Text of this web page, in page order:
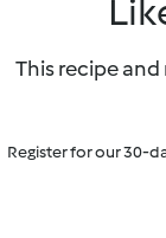
This recipe
Register for our 30-